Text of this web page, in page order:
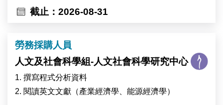
截止：2026-08-31
勞務採購人員
人文及社會科學組-人文社會科學研究中心
1. 撰寫程式分析資料
2. 閱讀英文文獻（產業經濟學、能源經濟學）